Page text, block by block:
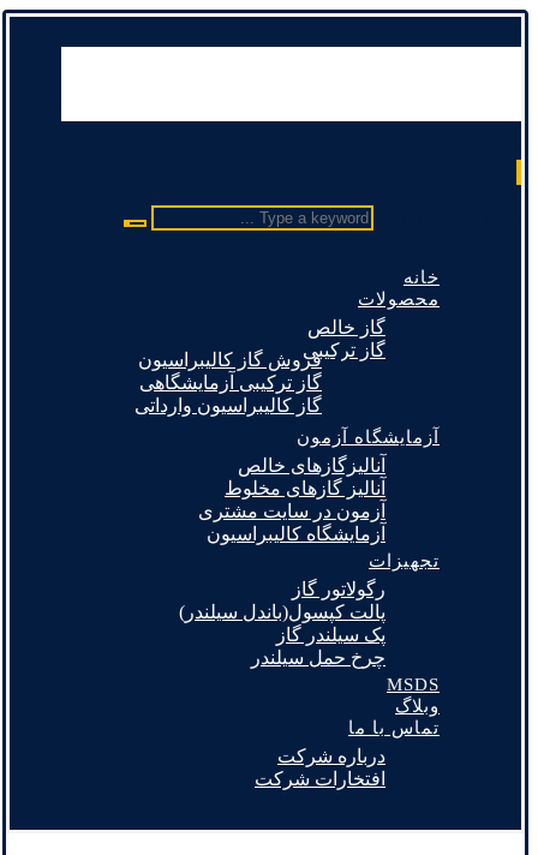
خانه
محصولات
گاز خالص
گاز ترکیبیفروش گاز کالیبراسیون
گاز ترکیبی آزمایشگاهی
گاز کالیبراسیون وارداتی
آزمایشگاه آزمون
آنالیزگازهای خالص
آنالیز گازهای مخلوط
آزمون در سایت مشتری
آزمایشگاه کالیبراسیون
تجهیزات
رگولاتور گاز
پالت کپسول(باندل سیلندر)
پک سیلندر گاز
چرخ حمل سیلندر
MSDS
وبلاگ
تماس با ما
درباره شرکت
افتخارات شرکت